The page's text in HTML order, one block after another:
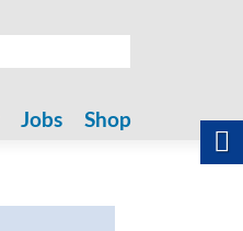
Jobs Shop